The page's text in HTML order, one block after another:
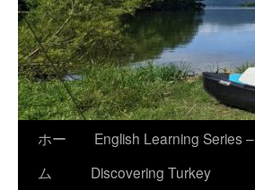
プ
ホー
ム
English Learning Series –
Discovering Turkey